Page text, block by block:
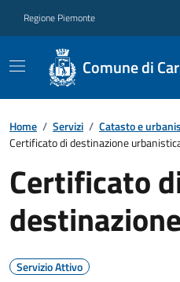
Regione Piemonte
Comune di
Home / Servizi / Catasto e
Certificato di destinazione
Certificato
Servizio Attivo